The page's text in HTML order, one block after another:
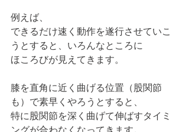
例えば、
できるだけ速く動作を遂行させていこ
うとすると、いろんなところに
ほころびが見えてきます。
膝を直角に近く曲げる位置（股関節
も）で素早くやろうとすると、
特に股関節を深く曲げて伸ばすタイミ
ングが合わなくなってきます。